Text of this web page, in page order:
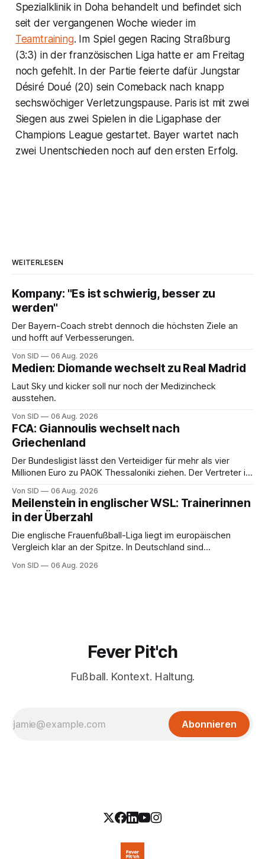
Spezialklinik in Doha behandelt und befindet sich
seit der vergangenen Woche wieder im
Teamtraining. Im Spiel gegen Racing Straßburg
(3:3) in der französischen Liga hatte er am Freitag
noch gefehlt. In der Partie feierte dafür Jungstar
Désiré Doué (20) sein Comeback nach knapp
sechswöchiger Verletzungspause. Paris ist mit zwei
Siegen aus zwei Spielen in die Ligaphase der
Champions League gestartet. Bayer wartet nach
zwei Unentschieden noch auf den ersten Erfolg.
WEITERLESEN
Kompany: "Es ist schwierig, besser zu
werden"
Der Bayern-Coach strebt dennoch die höchsten Ziele an
und hofft auf Verbesserungen.
Von SID 06 Aug. 2026
Medien: Diomande wechselt zu Real Madrid
Laut Sky und kicker soll nur noch der Medizincheck
ausstehen.
Von SID 06 Aug. 2026
FCA: Giannoulis wechselt nach
Griechenland
Der Bundesligist lässt den Verteidiger für mehr als vier
Millionen Euro zu PAOK Thessaloniki ziehen. Der Vertreter ist
Von SID 06 Aug. 2026
Meilenstein in englischer WSL: Trainerinnen
in der Überzahl
Die englische Frauenfußball-Liga liegt im europäischen
Vergleich klar an der Spitze. In Deutschland sind
Von SID 06 Aug. 2026
Fever Pit'ch
Fußball. Kontext. Haltung.
Abonnieren